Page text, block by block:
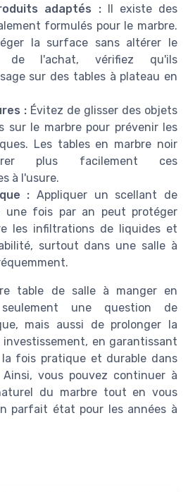
adaptés :Il existe des
formulés pour le marbre.
la surface sans altérer le
de l'achat, vérifiez qu'ils
sur des tables à plateau en
: Évitez de glisser des objets
sur le marbre pour prévenir les
Les tables en marbre noir
plus facilement ces
à l'usure.
: Appliquer un scellant de
une fois par an peut protéger
les infiltrations de liquides et
surtout dans une salle à
table de salle à manger en
une question de
mais aussi de prolonger la
en garantissant
fois pratique et durable dans
vous pouvez continuer à
du marbre tout en vous
parfait état pour les années à